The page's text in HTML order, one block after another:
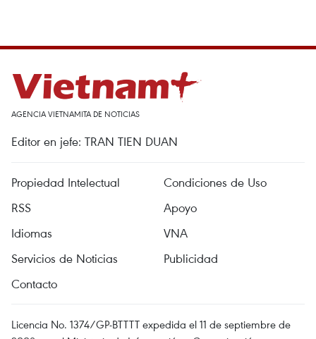
AGENCIA VIETNAMITA DE NOTICIAS
Editor en jefe: TRAN TIEN DUAN
Propiedad Intelectual
Condiciones de Uso
RSS
Apoyo
Idiomas
VNA
Servicios de Noticias
Publicidad
Contacto
Licencia No. 1374/GP-BTTTT expedida el 11 de septiembre de